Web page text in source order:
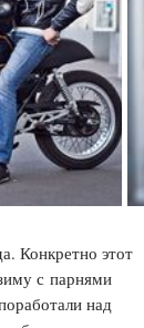
Конкретно этот
с парнями
над